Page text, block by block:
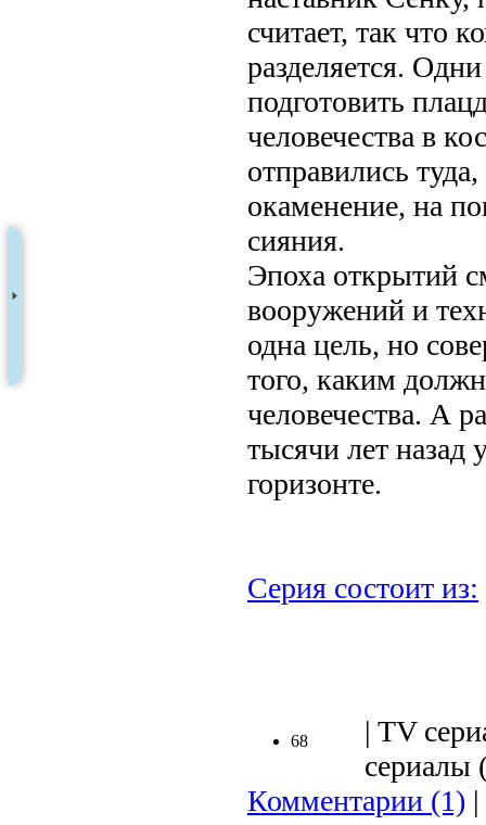
считает, так что
разделяется.
подготовить
человечества в
отправились
окаменение, на
сияния.
Эпоха открытий
вооружений и
одна цель, но
того, каким
человечества. А
тысячи лет назад
горизонте.
Серия состоит из:
68
| TV
сериалы
Комментарии (1) |